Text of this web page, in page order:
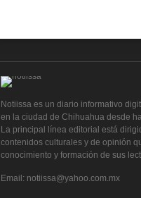
Notiissa es un diario informativo
en la ciudad de Chihuahua desde
La principal línea editorial está
contenidos culturales y de opinión
conocimiento y formación de sus
Email: notiissa@yahoo.com.mx